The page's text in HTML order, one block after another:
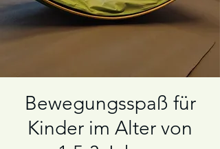
Bewegungsspaß für
Kinder im Alter von